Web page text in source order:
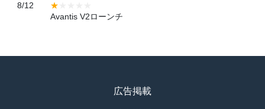
8/12
Avantis V2ローンチ
広告掲載